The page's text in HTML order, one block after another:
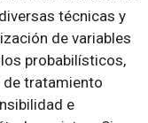
técnicas y
de variables
probabilísticos,
de tratamiento
e